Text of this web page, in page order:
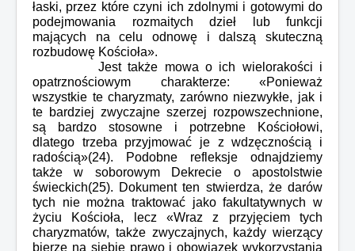
łaski, przez które czyni ich zdolnymi i gotowymi do
podejmowania rozmaitych dzieł lub funkcji
mających na celu odnowę i dalszą skuteczną
rozbudowę Kościoła».
Jest także mowa o ich wielorakości i
opatrznościowym charakterze: «Ponieważ
wszystkie te charyzmaty, zarówno niezwykłe, jak i
te bardziej zwyczajne szerzej rozpowszechnione,
są bardzo stosowne i potrzebne Kościołowi,
dlatego trzeba przyjmować je z wdzęcznością i
radością»(24). Podobne refleksje odnajdziemy
także w soborowym Dekrecie o apostolstwie
świeckich(25). Dokument ten stwierdza, że darów
tych nie można traktować jako fakultatywnych w
życiu Kościoła, lecz «Wraz z przyjęciem tych
charyzmatów, także zwyczajnych, każdy wierzący
bierze na siebie prawo i obowiązek wykorzystania